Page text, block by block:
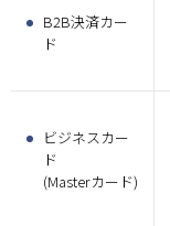
B2B決済カー
ド
ビジネスカー
ド
(Masterカード)